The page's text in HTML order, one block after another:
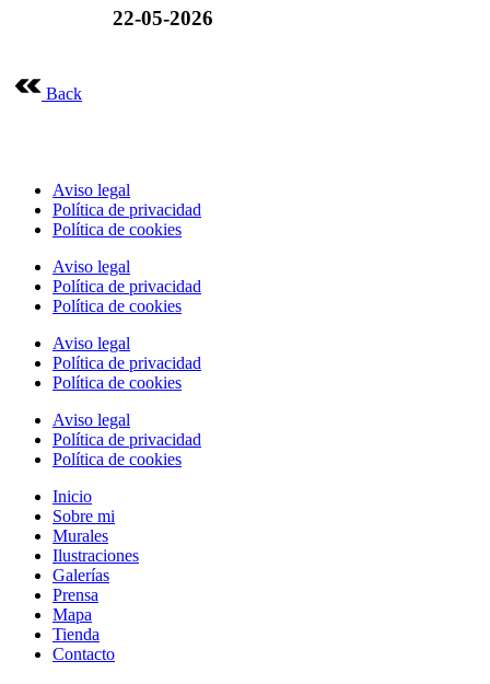
22-05-2026
Back
Aviso legal
Política de privacidad
Política de cookies
Aviso legal
Política de privacidad
Política de cookies
Aviso legal
Política de privacidad
Política de cookies
Aviso legal
Política de privacidad
Política de cookies
Inicio
Sobre mi
Murales
Ilustraciones
Galerías
Prensa
Mapa
Tienda
Contacto